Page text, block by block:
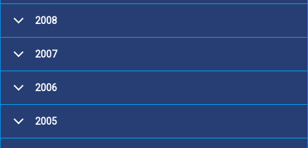
2008
2007
2006
2005